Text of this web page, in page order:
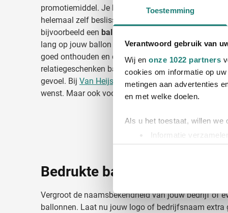
Toestemming
Verantwoord gebruik van
Wij en onze 1022 partners
cookies om informatie op
metingen aan advertenties
en met welke doelen.
Als u het toestaat, willen we
Informatie
Uw apparaat
toestemming op elk
We gebruiken cookies om
websiteverkeer te
promotiemiddel. Je hebt een ruime keuze aan
helemaal zelf beslissen hoe de ballonnen bedrukt
bijvoorbeeld een ballon met tekst bedrukken
lang op jouw ballon geschenk gericht zullen zijn.
goed onthouden en dat draagt zeker bij aan de
relatiegeschenken ballonnen zorgen voor een
gevoel. Bij Van Heijster kunnen wij al jeballonnen
wenst. Maar ook voor andererelatiegeschenken
Bedrukte ballonnen in kleine
Vergroot de naamsbekendheid van jouw bedrijf of
ballonnen. Laat nu jouw logo of bedrijfsnaam extra